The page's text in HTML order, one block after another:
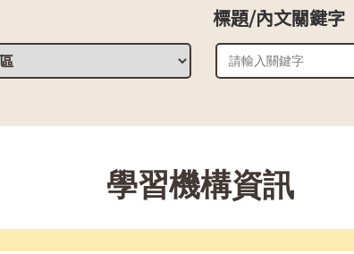
標題/內文關鍵字
學習機構資訊